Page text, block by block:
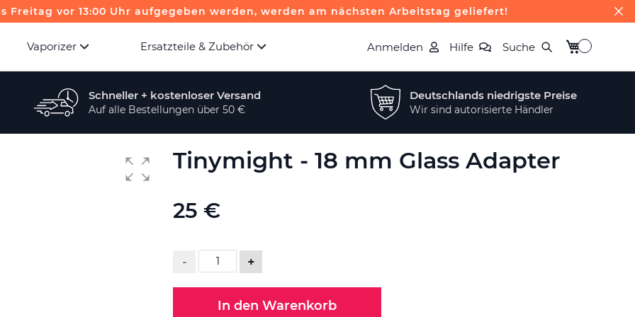
Freitag vor 13:00 Uhr aufgegeben werden, werden am nächsten Arbeitstag geliefert!
Vaporizer Ersatzteile & Zubehör Anmelden Hilfe Suche Mein
Schneller + kostenloser Versand
Auf alle Bestellungen über 50 €
Deutschlands niedrigste Preise
Wir sind autorisierte Händler
Tinymight - 18 mm Glass Adapter
25 €
- +
In den Warenkorb